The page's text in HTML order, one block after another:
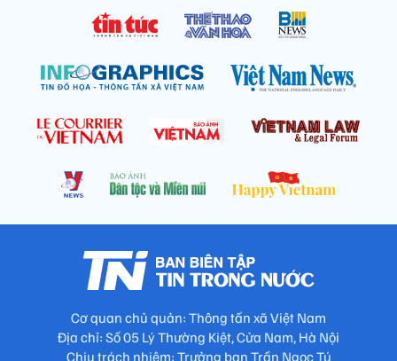
Cơ quan chủ quản: Thông tấn xã Việt Nam
Địa chỉ: Số 05 Lý Thường Kiệt, Cửa Nam, Hà Nội
Chịu trách nhiệm: Trưởng ban Trần Ngọc Tú